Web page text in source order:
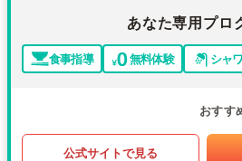
あなた専用プロ
食事指導 無料体験 シャ
おすす
公式サイトで見る